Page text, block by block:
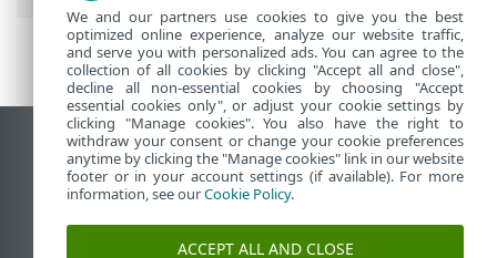
Afficher le site des postes de travail
End of Life
Base de connaissances ESET
Forum ESET
We and our partners use cookies to give you the best
optimized online experience, analyze our website traffic,
and serve you with personalized ads. You can agree to the
collection of all cookies by clicking "Accept all and close",
decline all non-essential cookies by choosing "Accept
essential cookies only", or adjust your cookie settings by
clicking "Manage cookies". You also have the right to
withdraw your consent or change your cookie preferences
anytime by clicking the "Manage cookies" link in our website
footer or in your account settings (if available). For more
information, see ourCookie Policy.
ACCEPT ALL AND CLOSE